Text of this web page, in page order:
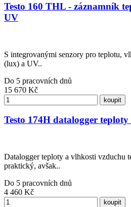
Testo 160 THL - záznamník
UV
S integrovanými senzory pro teplotu,
(lux) a UV..
Do 5 pracovních dnů
15 670 Kč
koupit
Testo 174H datalogger
Datalogger teploty a vlhkosti vzduchu
praktický, avšak..
Do 5 pracovních dnů
4 460 Kč
koupit